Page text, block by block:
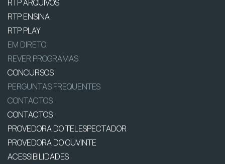
RTP ARQUIVOS
RTP ENSINA
RTP PLAY
EM DIRETO
REVER PROGRAMAS
CONCURSOS
PERGUNTAS FREQUENTES
CONTACTOS
CONTACTOS
PROVEDORA DO TELESPECTADOR
PROVEDORA DO OUVINTE
ACESSIBILIDADES